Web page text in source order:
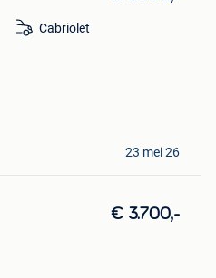
Cabriolet
23 mei 26
€ 3.700,-